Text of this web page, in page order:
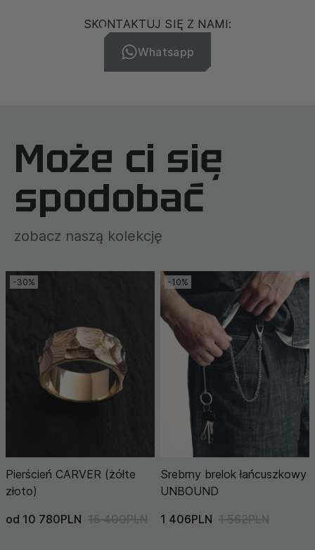
SKONTAKTUJ SIĘ Z NAMI:
Whatsapp
Może ci się
spodobać
zobacz naszą kolekcję
-30%
Pierścień CARVER (żółte
złoto)
od 10 780PLN 15 400PLN
-10%
Srebrny brelok łańcuszkowy
UNBOUND
1 406PLN 1 562PLN